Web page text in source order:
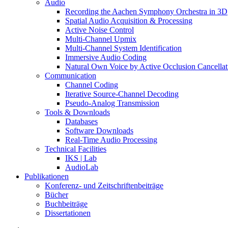
Audio
Recording the Aachen Symphony Orchestra in 3D
Spatial Audio Acquisition & Processing
Active Noise Control
Multi-Channel Upmix
Multi-Channel System Identification
Immersive Audio Coding
Natural Own Voice by Active Occlusion
Communication
Channel Coding
Iterative Source-Channel Decoding
Pseudo-Analog Transmission
Tools & Downloads
Databases
Software Downloads
Real-Time Audio Processing
Technical Facilities
IKS | Lab
AudioLab
Publikationen
Konferenz- und Zeitschriftenbeiträge
Bücher
Buchbeiträge
Dissertationen